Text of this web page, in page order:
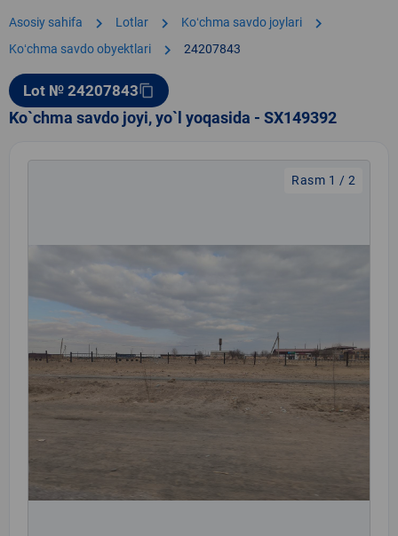
Asosiy sahifa chevron_right Lotlar chevron_right Koʻchma savdo joylari chevron_right
Koʻchma savdo obyektlari chevron_right 24207843
Lot № 24207843content_copy
Ko`chma savdo joyi, yo`l yoqasida - SX149392
Rasm 1 / 2